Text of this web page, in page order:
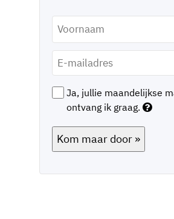
Voornaam *
mailadres *
Ja, jullie maandelijkse
ontvang ik graag.
Kom maar door »